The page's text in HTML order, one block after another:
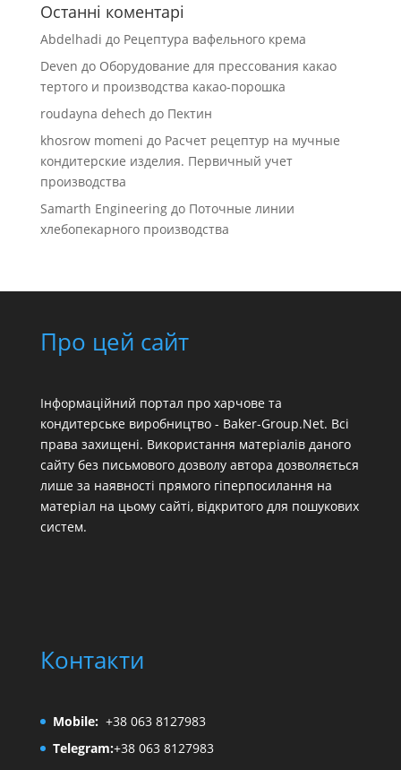
Останні коментарі
Abdelhadi до Рецептура вафельного крема
Deven до Оборудование для прессования какао
тертого и производства какао-порошка
roudayna dehech до Пектин
khosrow momeni до Расчет рецептур на мучные
кондитерские изделия. Первичный учет
производства
Samarth Engineeringдо Поточные линии
хлебопекарного производства
Про цей сайт
Інформаційний портал про харчове та
кондитерське виробництво - Baker-Group.Net. Всі
права захищені. Використання матеріалів даного
сайту без письмового дозволу автора дозволяється
лише за наявності прямого гіперпосилання на
матеріал на цьому сайті, відкритого для пошукових
систем.
Контакти
Mobile: +38 063 8127983
Telegram:+38 063 8127983